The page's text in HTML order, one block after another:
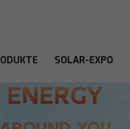
SOLAR-EXPO